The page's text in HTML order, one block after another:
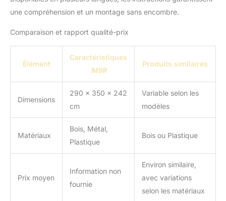
une compréhension et un montage sans encombre.
Comparaison et rapport qualité-prix
Élément
Caractéristiques
M9R
Produits similaires
Dimensions
290 x 350 x 242
cm
Variable selon les
modèles
Matériaux
Bois, Métal,
Plastique
Bois ou Plastique
Prix moyen
Information non
fournie
Environ similaire,
avec variations
selon les matériaux